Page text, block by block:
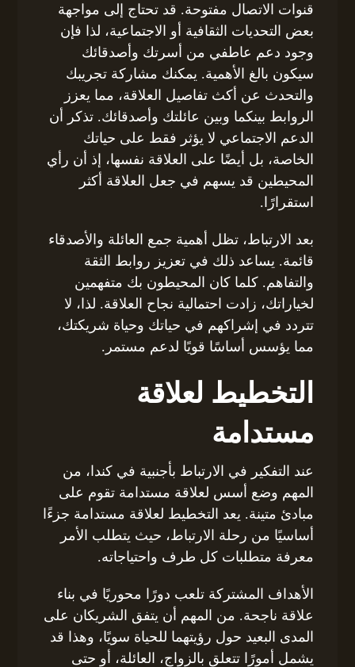
قنوات الاتصال مفتوحة. قد تحتاج إلى مواجهة
بعض التحديات الثقافية أو الاجتماعية، لذا فإن
وجود دعم عاطفي من أسرتك وأصدقائك
سيكون بالغ الأهمية. يمكنك مشاركة تجريبك
والتحدث عن أكث تفاصيل العلاقة، مما يعزز
الروابط بينكما وبين عائلتك وأصدقائك. تذكر أن
الدعم الاجتماعي لا يؤثر فقط على حياتك
الخاصة، بل أيضًا على العلاقة نفسها، إذ أن رأي
المحيطين قد يسهم في جعل العلاقة أكثر
استقرارًا.
بعد الارتباط، تظل أهمية جمع العائلة والأصدقاء
قائمة. يساعد ذلك في تعزيز روابط الثقة
والتفاهم. كلما كان المحيطون بك متفهمين
لخياراتك، زادت احتمالية نجاح العلاقة. لذا، لا
تتردد في إشراكهم في حياتك وحياة شريكتك،
مما يؤسس أساسًا قويًا لدعم مستمر.
التخطيط لعلاقة
مستدامة
عند التفكير في الارتباط بأجنبية في كندا، من
المهم وضع أسس لعلاقة مستدامة تقوم على
مبادئ متينة. يعد التخطيط لعلاقة مستدامة جزءًا
أساسيًا من رحلة الارتباط، حيث يتطلب الأمر
معرفة متطلبات كل طرف واحتياجاته.
الأهداف المشتركة تلعب دورًا محوريًا في بناء
علاقة ناجحة. من المهم أن يتفق الشريكان على
المدى البعيد حول رؤيتهما للحياة سويًا، وهذا قد
يشمل أمورًا تتعلق بالزواج، العائلة، أو حتى